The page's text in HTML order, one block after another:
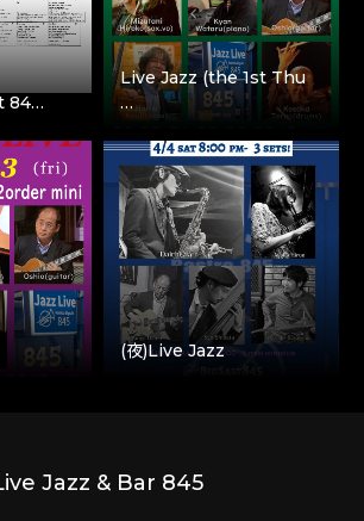
84…
Live Jazz (the 1st Thu
…
(夜)Live Jazz
Jazz & Bar 845